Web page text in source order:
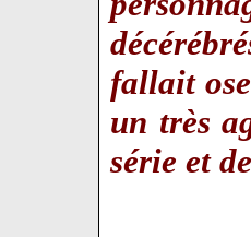
fallait
un très
série et